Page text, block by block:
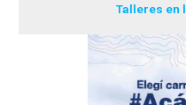
Talleres en